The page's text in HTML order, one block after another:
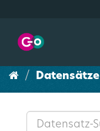
Datensätze